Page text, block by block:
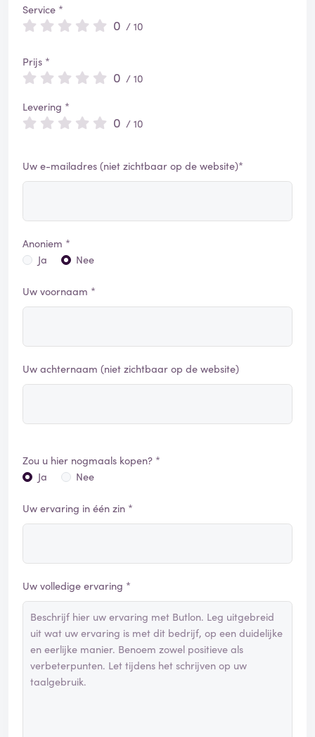
Service *
0 / 10
Prijs *
0 / 10
Levering *
0 / 10
Uw e-mailadres (niet zichtbaar op de website)*
Anoniem *
Ja
Nee
Uw voornaam *
Uw achternaam (niet zichtbaar op de website)
Zou u hier nogmaals kopen? *
Ja
Nee
Uw ervaring in één zin *
Uw volledige ervaring *